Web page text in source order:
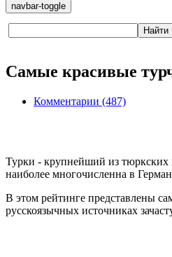
navbar-toggle
Самые красивые
Комментарии (487)
Турки - крупнейший из тюркских
наиболее многочисленна в
В этом рейтинге представлены
русскоязычных источниках